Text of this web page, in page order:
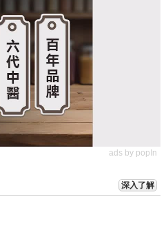
ads by popIn
深入了解